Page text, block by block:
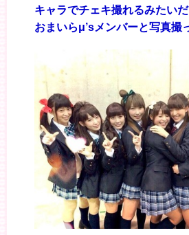
キャラでチェキ撮れるみたい
おまいらμ’sメンバーと写真撮